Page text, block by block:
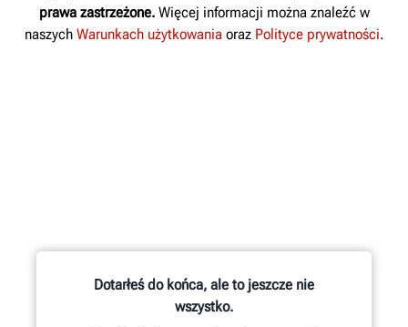
prawa zastrzeżone.Więcej informacji można znaleźć w
naszych Warunkach użytkowania oraz Polityce prywatności.
Dotarłeś do końca, ale to jeszcze nie
wszystko.